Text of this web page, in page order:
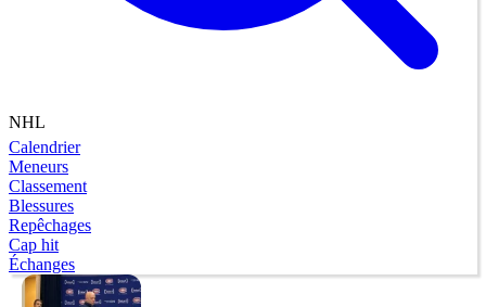
NHL
Calendrier
Meneurs
Classement
Blessures
Repêchages
Cap hit
Échanges